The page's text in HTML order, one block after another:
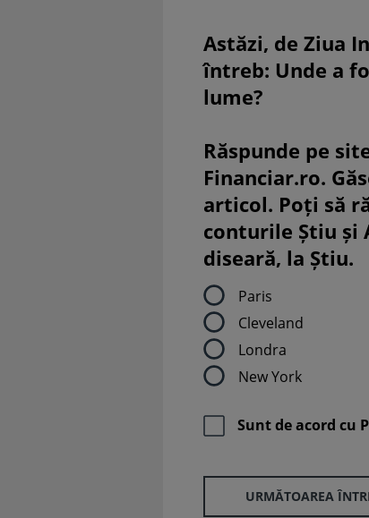
Astăzi, de Ziua
întreb: Unde a
lume?
Răspunde pe
Financiar.ro.
articol. Poți să
conturile Știu și
diseară, la Știu.
Paris
Cleveland
Londra
New York
Sunt de acord cu
URMĂTOAREA